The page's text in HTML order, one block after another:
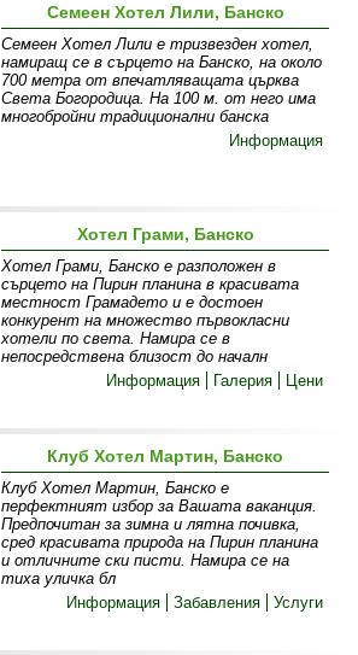
Семеен Хотел Лили, Банско
Семеен Хотел Лили е тризвезден хотел,
намиращ се в сърцето на Банско, на около
700 метра от впечатляващата църква
Света Богородица. На 100 м. от него има
многобройни традиционални банска
Информация
Хотел Грами, Банско
Хотел Грами, Банско е разположен в
сърцето на Пирин планина в красивата
местност Грамадето и е достоен
конкурент на множество първокласни
хотели по света. Намира се в
непосредствена близост до началн
Информация
Галерия Цени
Клуб Хотел Мартин, Банско
Клуб Хотел Мартин, Банско е
перфектният избор за Вашата ваканция.
Предпочитан за зимна и лятна почивка,
сред красивата природа на Пирин планина
и отличните ски писти. Намира се на
тиха уличка бл
Информация
Забавления Услуги